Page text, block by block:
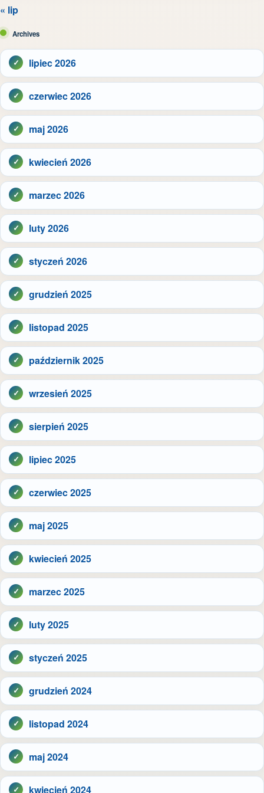
« lip
Archives
lipiec 2026
czerwiec 2026
maj 2026
kwiecień 2026
marzec 2026
luty 2026
styczeń 2026
grudzień 2025
listopad 2025
październik 2025
wrzesień 2025
sierpień 2025
lipiec 2025
czerwiec 2025
maj 2025
kwiecień 2025
marzec 2025
luty 2025
styczeń 2025
grudzień 2024
listopad 2024
maj 2024
kwiecień 2024